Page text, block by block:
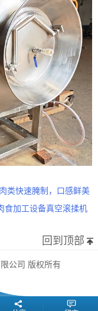
类快速腌制，口感鲜美
食加工设备真空滚揉机
回到顶部
公司 版权所有